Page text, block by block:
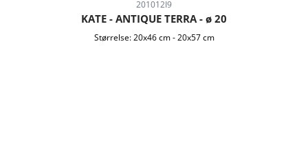
201012I9
KATE - ANTIQUE TERRA - ø 20
Størrelse: 20x46 cm -20x57 cm